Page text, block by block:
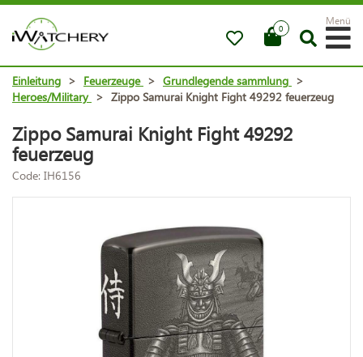
0
Menü
Einleitung > Feuerzeuge > Grundlegende sammlung >
Heroes/Military > Zippo Samurai Knight Fight 49292 feuerzeug
Zippo Samurai Knight Fight 49292
feuerzeug
Code: IH6156